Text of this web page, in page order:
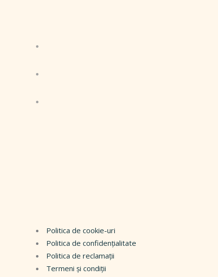
Politica de cookie-uri
Politica de confidențialitate
Politica de reclamații
Termeni și condiții